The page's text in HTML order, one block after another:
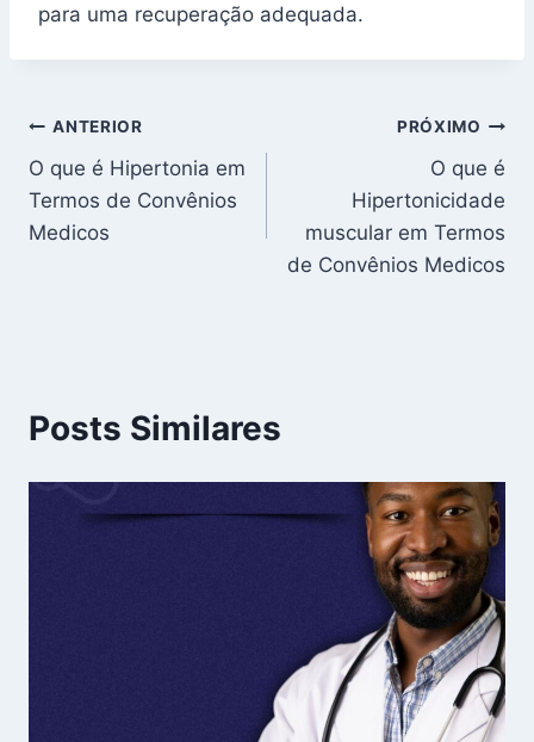
para uma recuperação adequada.
Navegação
de
Post
ANTERIOR
O que é Hipertonia em
Termos de Convênios
Medicos
PRÓXIMO
O que é
Hipertonicidade
muscular em Termos
de Convênios Medicos
Posts Similares